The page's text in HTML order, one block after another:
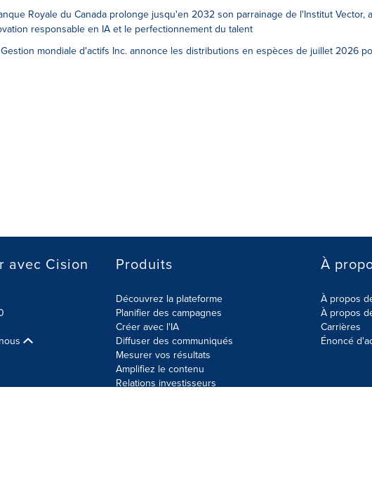
Royale du Canada prolonge jusqu'en 2032 son parrainage de l'Institut Vector,
responsable en IA et le perfectionnement du talent
Gestion mondiale d'actifs Inc. annonce les distributions en espèces de juillet 2026
avec Cision Produits
Découvrez la plateforme
Planifier des campagnes
Créer avec l'IA
Diffuser des communiqués
Mesurer vos résultats
Amplifiez le contenu
Relations investisseurs
À
À propos
À propos
Carrières
Énoncé